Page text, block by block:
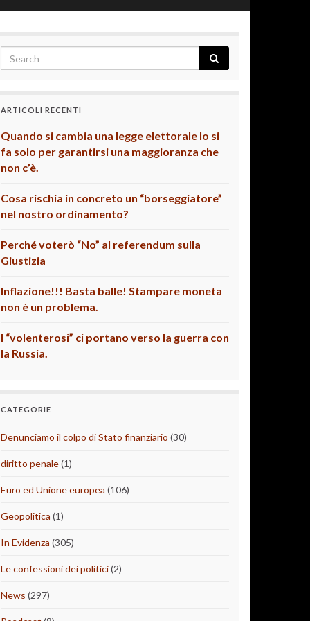
ARTICOLI RECENTI
Quando si cambia una legge elettorale lo si
fa solo per garantirsi una maggioranza che
non c’è.
Cosa rischia in concreto un “borseggiatore”
nel nostro ordinamento?
Perché voterò “No” al referendum sulla
Giustizia
Inflazione!!! Basta balle! Stampare moneta
non è un problema.
I “volenterosi” ci portano verso la guerra con
la Russia.
CATEGORIE
Denunciamo il colpo di Stato finanziario (30)
diritto penale(1)
Euro ed Unione europea (106)
Geopolitica (1)
In Evidenza (305)
Le confessioni dei politici(2)
News (297)